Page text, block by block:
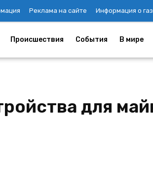
Реклама на сайте Информация о
Происшествия События В мире
для